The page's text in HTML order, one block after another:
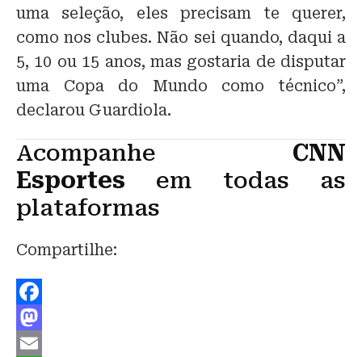
uma seleção, eles precisam te querer,
como nos clubes. Não sei quando, daqui a
5, 10 ou 15 anos, mas gostaria de disputar
uma Copa do Mundo como técnico”,
declarou Guardiola.
Acompanhe CNN
Esportes em todas as
plataformas
Compartilhe:
F
a
M